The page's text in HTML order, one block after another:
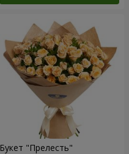
Букет "Прелесть"